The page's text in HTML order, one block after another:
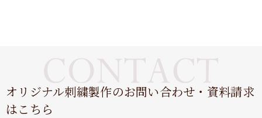
オリジナル刺繍製作のお問い合わせ・資料請求
はこちら